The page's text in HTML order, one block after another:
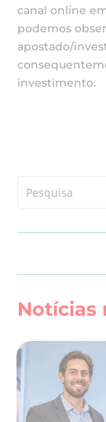
canal online
podemos
apostado/
investimento.
Notícias